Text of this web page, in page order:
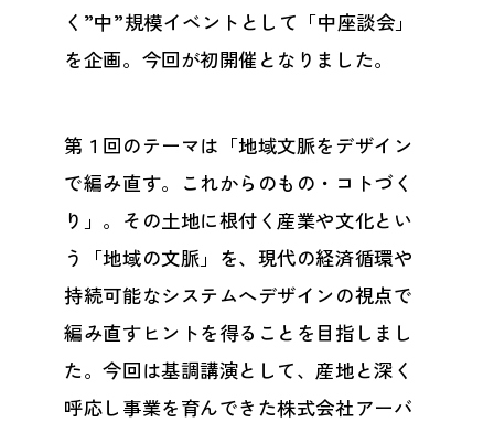
く”中”規模イベントとして「中座談会」
を企画。今回が初開催となりました。
第１回のテーマは「地域文脈をデザイン
で編み直す。これからのもの・コトづく
り」。その土地に根付く産業や文化とい
う「地域の文脈」を、現代の経済循環や
持続可能なシステムへデザインの視点で
編み直すヒントを得ることを目指しまし
た。今回は基調講演として、産地と深く
呼応し事業を育んできた株式会社アーバ